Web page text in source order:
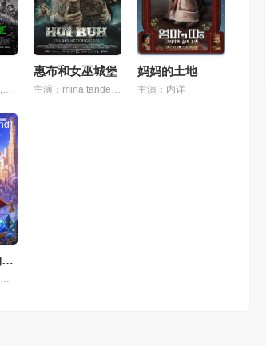
惠布和女巫城堡 妈妈的土地
主演：内详
我亲爱的怪物伙伴
主演：柳波芙·阿克肖诺娃,阿列克谢·乔马科夫,alena,doletskaya,timur,kerimov,violetta,volskaya,prokhor,chekhovskoy,maksim,volkov,vladislav,kopp,pyotr,ivashchenko,martin,cooke,海莉·达芙,olga,gunkina,乔恩·海德,barrett,leddy,保利·肖尔